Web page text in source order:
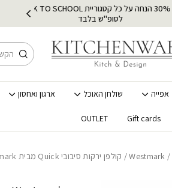
עד 30% הנחה על כל קטגוריית BACK TO SCHOOL
לסופ"ש בלבד
חיפוש
אפייה שולחן האוכל ארגון ואחסון
Gift cards
OUTLET
/
Westmark/ קולפן ירקות סיבובי Quick מבית Westmark
כמות קולפן ירקות סיבובי Quick מבית Westmark